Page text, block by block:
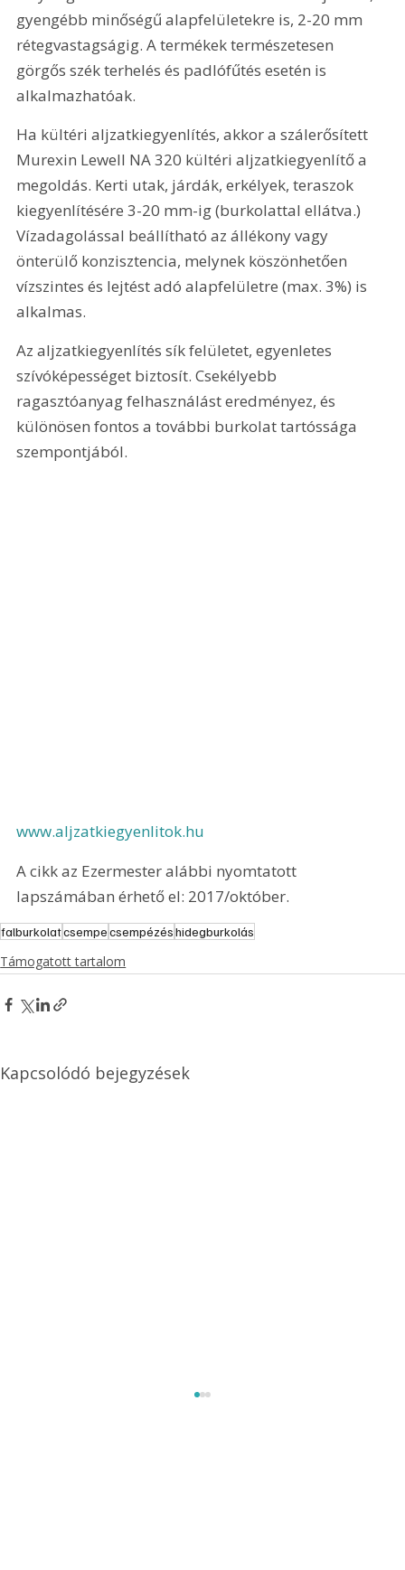
gyengébb minőségű alapfelületekre is, 2-20 mm
rétegvastagságig. A termékek természetesen
görgős szék terhelés és padlófűtés esetén is
alkalmazhatóak.
Ha kültéri aljzatkiegyenlítés, akkor a szálerősített
Murexin Lewell NA 320 kültéri aljzatkiegyenlítő a
megoldás. Kerti utak, járdák, erkélyek, teraszok
kiegyenlítésére 3-20 mm-ig (burkolattal ellátva.)
Vízadagolással beállítható az állékony vagy
önterülő konzisztencia, melynek köszönhetően
vízszintes és lejtést adó alapfelületre (max. 3%) is
alkalmas.
Az aljzatkiegyenlítés sík felületet, egyenletes
szívóképességet biztosít. Csekélyebb
ragasztóanyag felhasználást eredményez, és
különösen fontos a további burkolat tartóssága
szempontjából.
www.aljzatkiegyenlitok.hu
A cikk az Ezermester alábbi nyomtatott
lapszámában érhető el: 2017/október.
falburkolatcsempecsempézéshidegburkolás
Támogatott tartalom
Kapcsolódó bejegyzések